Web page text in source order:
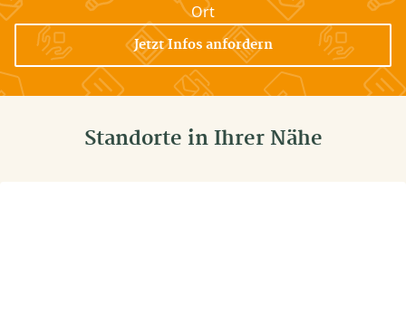
Ort
Jetzt Infos anfordern
Standorte in Ihrer Nähe